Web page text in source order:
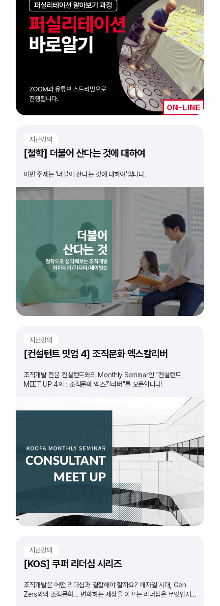
지난강의
[철학] 더불어 산다는 것에 대하여
이번 주제는 '더불어 산다는 것에 대하여'입니다.
지난강의
[컨설턴트 밋업 4] 조직문화 엑스칼리버
조직개발 전문 컨설턴트와의 Monthly Seminar인 "컨설턴트
MEET UP 4회 : 조직문화 엑스칼리버"를 오픈합니다!
지난강의
[KOS] 쿠퍼 리더십 시리즈
조직개발은 어떤 리더십과 결합해야 할까요? 애자일 시대, Gen
Zers와의 조직문화... 변화하는 세상을 이끄는 리더십은 무엇인지